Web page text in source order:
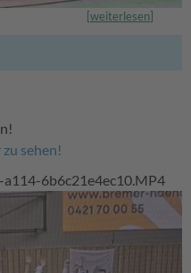
[weiterlesen]
sehen!